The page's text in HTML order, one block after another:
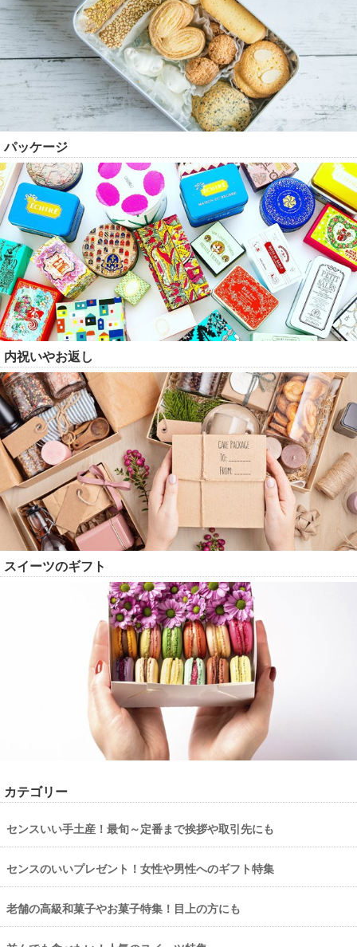
パッケージ
内祝いやお返し
スイーツのギフト
カテゴリー
センスいい手土産！最旬～定番まで挨拶や取引先にも
センスのいいプレゼント！女性や男性へのギフト特集
老舗の高級和菓子やお菓子特集！目上の方にも